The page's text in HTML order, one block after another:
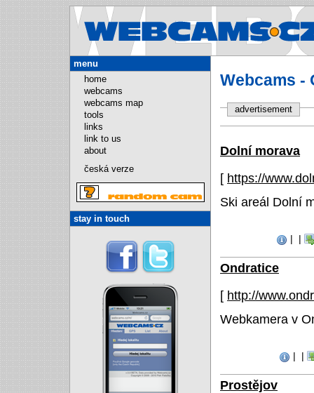
Webcams -
advertisement
Dolní morava
[ https://
Ski areál Dolní
| |
Ondratice
[ http://
Webkamera v
| |
Prostějov
menu
home
webcams
webcams map
tools
links
link to us
about
česká verze
stay in touch